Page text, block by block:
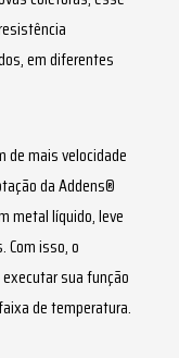
em diferentes
de mais velocidade
da Addens®
metal líquido, leve
Com isso, o
sua função
de temperatura.